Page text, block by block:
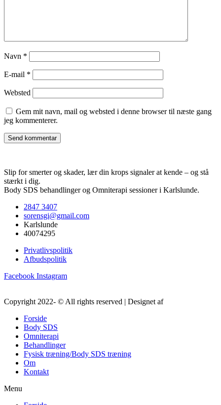
Navn *
E-mail *
Websted
Gem mit navn, mail og websted i denne browser til næste gang
jeg kommenterer.
Slip for smerter og skader, lær din krops signaler at kende – og stå
stærkt i dig.
Body SDS behandlinger og Omniterapi sessioner i Karlslunde.
2847 3407
sorensgi@gmail.com
Karlslunde
40074295
Privatlivspolitik
Afbudspolitik
Facebook Instagram
Copyright 2022- © All rights reserved | Designet af
Forside
Body SDS
Omniterapi
Behandlinger
Fysisk træning/Body SDS træning
Om
Kontakt
Menu